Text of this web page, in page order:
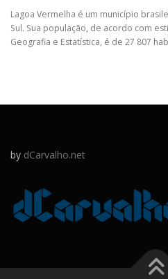
Lagoa Vermelha é um município
Sul. Sua população, de acordo com
Geografia e Estatística, é de 27 807
by dCarvalho.net